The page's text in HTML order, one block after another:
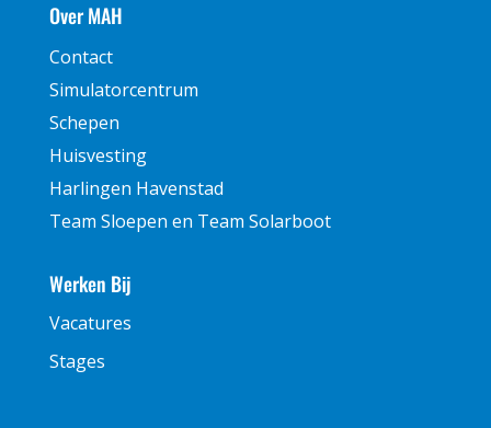
Over MAH
Contact
Simulatorcentrum
Schepen
Huisvesting
Harlingen Havenstad
Team Sloepen en Team Solarboot
Werken Bij
Vacatures
Stages